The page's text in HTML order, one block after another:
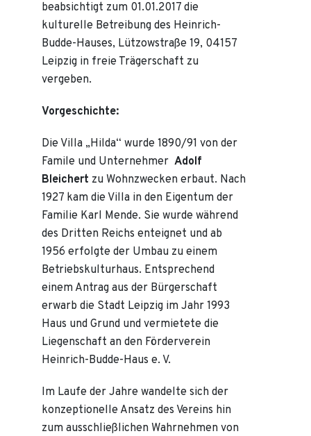
beabsichtigt zum 01.01.2017 die
kulturelle Betreibung des Heinrich-
Budde-Hauses, Lützowstraße 19, 04157
Leipzig in freie Trägerschaft zu
vergeben.
Vorgeschichte:
Die Villa „Hilda“ wurde 1890/91 von der
Famile und Unternehmer Adolf
Bleichert zu Wohnzwecken erbaut. Nach
1927 kam die Villa in den Eigentum der
Familie Karl Mende. Sie wurde während
des Dritten Reichs enteignet und ab
1956 erfolgte der Umbau zu einem
Betriebskulturhaus. Entsprechend
einem Antrag aus der Bürgerschaft
erwarb die Stadt Leipzig im Jahr 1993
Haus und Grund und vermietete die
Liegenschaft an den Förderverein
Heinrich-Budde-Haus e. V.
Im Laufe der Jahre wandelte sich der
konzeptionelle Ansatz des Vereins hin
zum ausschließlichen Wahrnehmen von